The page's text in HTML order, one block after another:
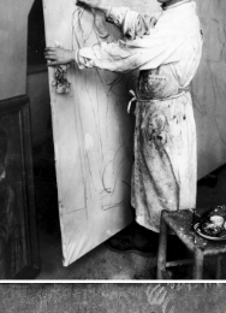
Berühmte Maler